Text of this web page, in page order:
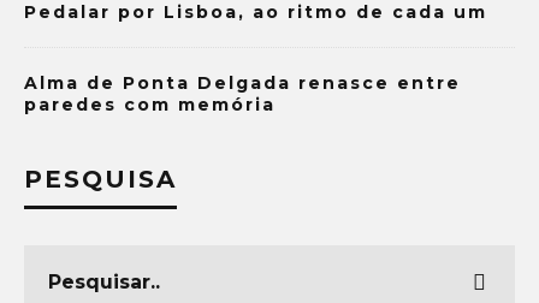
Pedalar por Lisboa, ao ritmo de cada um
Alma de Ponta Delgada renasce entre
paredes com memória
PESQUISA